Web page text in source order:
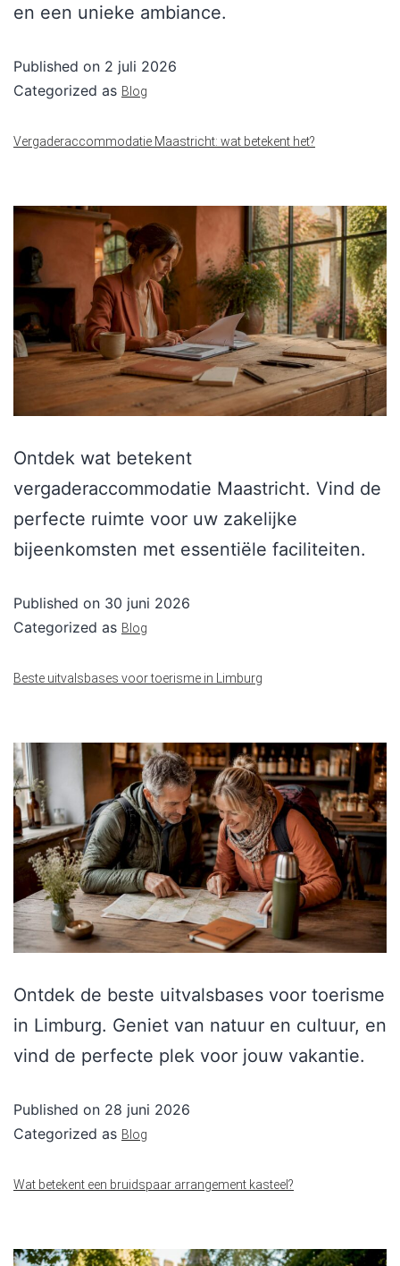
en een unieke ambiance.
Published on 2 juli 2026
Categorized as Blog
Vergaderaccommodatie Maastricht: wat betekent het?
Ontdek wat betekent
vergaderaccommodatie Maastricht. Vind de
perfecte ruimte voor uw zakelijke
bijeenkomsten met essentiële faciliteiten.
Published on 30 juni 2026
Categorized as Blog
Beste uitvalsbases voor toerisme in Limburg
Ontdek de beste uitvalsbases voor toerisme
in Limburg. Geniet van natuur en cultuur, en
vind de perfecte plek voor jouw vakantie.
Published on 28 juni 2026
Categorized as Blog
Wat betekent een bruidspaar arrangement kasteel?